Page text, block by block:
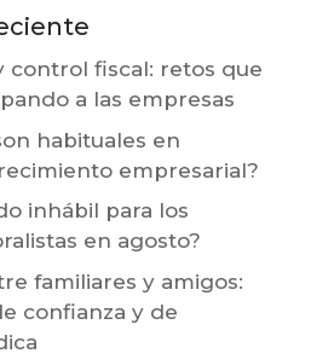
control fiscal: retos que
a las empresas
habituales en
empresarial?
inhábil para los
en agosto?
familiares y amigos:
confianza y de